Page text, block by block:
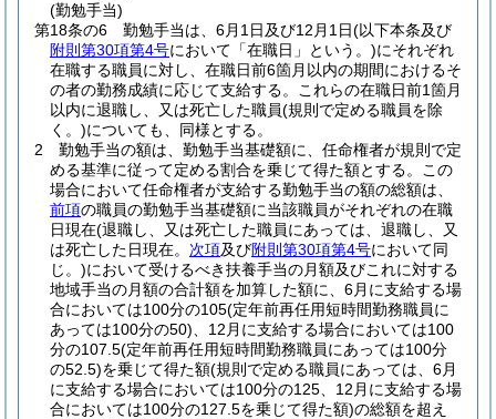
(勤勉手当)
第18条の6
勤勉手当は、6月1日及び12月1日(以下本条及び
附則第30項第4号において「在職日」という。)にそれぞれ
在職する職員に対し、在職日前6箇月以内の期間におけるそ
の者の勤務成績に応じて支給する。
これらの在職日前1箇月
以内に退職し、又は死亡した職員(規則で定める職員を除
く。)についても、同様とする。
2
勤勉手当の額は、勤勉手当基礎額に、任命権者が規則で定
める基準に従って定める割合を乗じて得た額とする。
この
場合において任命権者が支給する勤勉手当の額の総額は、
前項の職員の勤勉手当基礎額に当該職員がそれぞれの在職
日現在(退職し、又は死亡した職員にあっては、退職し、又
は死亡した日現在。 次項及び附則第30項第4号において同
じ。)において受けるべき扶養手当の月額及びこれに対する
地域手当の月額の合計額を加算した額に、6月に支給する場
合においては100分の105(定年前再任用短時間勤務職員に
あっては100分の50) 、12月に支給する場合においては100
分の107.5(定年前再任用短時間勤務職員にあっては100分
の52.5)を乗じて得た額(規則で定める職員にあっては、6月
に支給する場合においては100分の125、12月に支給する場
合においては100分の127.5を乗じて得た額)の総額を超え